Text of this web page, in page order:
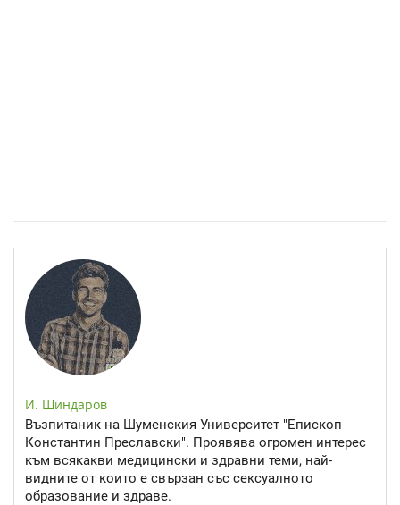
И. Шиндаров
Възпитаник на Шуменския Университет "Епископ
Константин Преславски". Проявява огромен интерес
към всякакви медицински и здравни теми, най-
видните от които е свързан със сексуалното
образование и здраве.